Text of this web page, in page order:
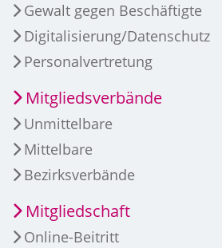
Gewalt gegen Beschäftigte
Digitalisierung/Datenschutz
Personalvertretung
Mitgliedsverbände
Unmittelbare
Mittelbare
Bezirksverbände
Mitgliedschaft
Online-Beitritt